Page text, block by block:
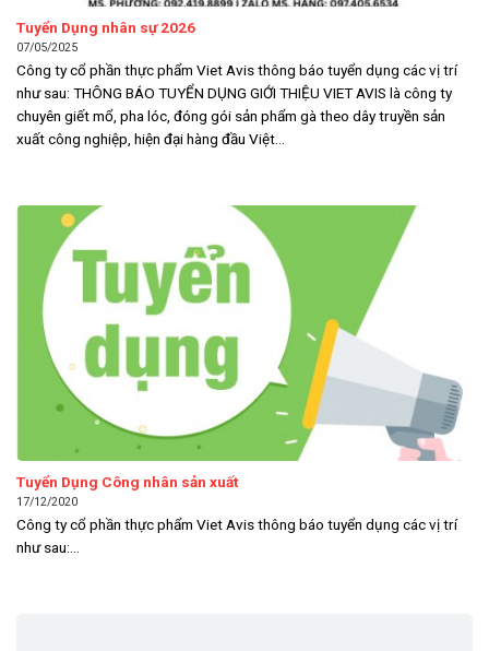
Tuyển Dụng nhân sự 2026
07/05/2025
Công ty cổ phần thực phẩm Viet Avis thông báo tuyển dụng các vị trí
như sau: THÔNG BÁO TUYỂN DỤNG GIỚI THIỆU VIET AVIS là công ty
chuyên giết mổ, pha lóc, đóng gói sản phẩm gà theo dây truyền sản
xuất công nghiệp, hiện đại hàng đầu Việt...
Tuyển Dụng Công nhân sản xuất
17/12/2020
Công ty cổ phần thực phẩm Viet Avis thông báo tuyển dụng các vị trí
như sau:...